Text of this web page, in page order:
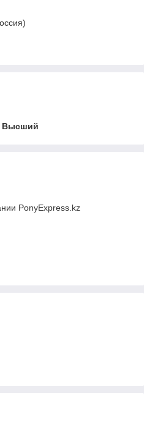
Высший
PonyExpress.kz